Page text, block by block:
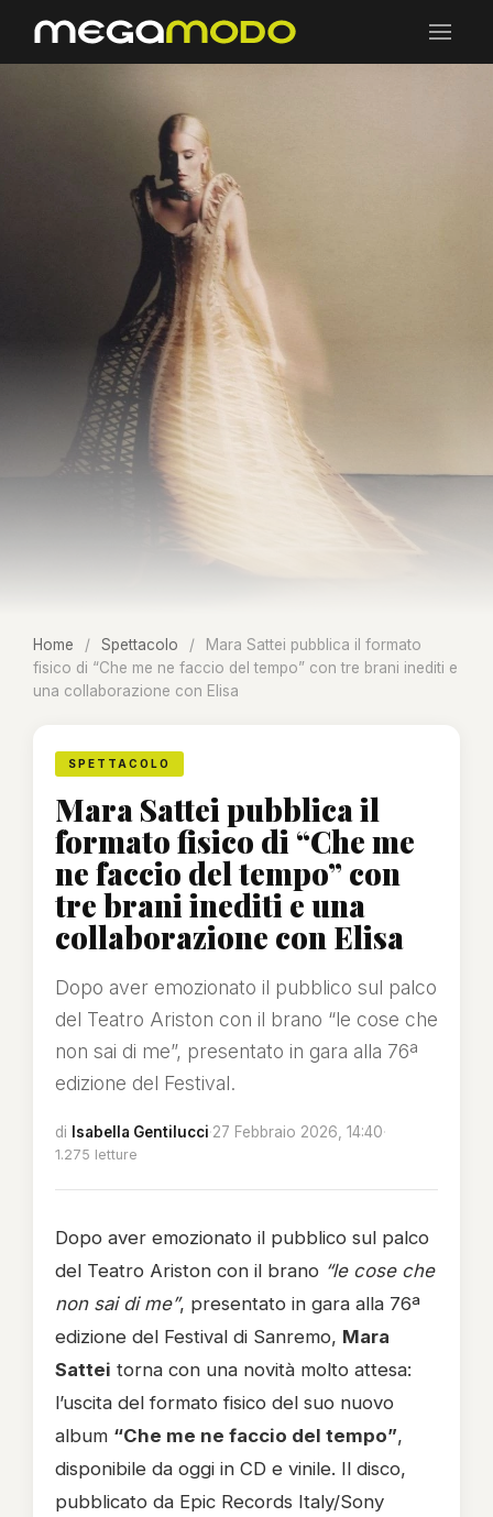
Home / Spettacolo /
Mara Sattei pubblica il formato
fisico di “Che me ne faccio del tempo” con tre brani inediti e
una collaborazione con Elisa
SPETTACOLO
Mara Sattei pubblica il
formato fisico di “Che me
ne faccio del tempo” con
tre brani inediti e una
collaborazione con Elisa
Dopo aver emozionato il pubblico sul palco
del Teatro Ariston con il brano “le cose che
non sai di me”, presentato in gara alla 76ª
edizione del Festival.
di Isabella Gentilucci·27 Febbraio 2026, 14:40·
1.275 letture
Dopo aver emozionato il pubblico sul palco
del Teatro Ariston con il brano “le cose che
non sai di me”, presentato in gara alla 76ª
edizione del Festival di Sanremo, Mara
Sattei torna con una novità molto attesa:
l’uscita del formato fisico del suo nuovo
album “Che me ne faccio del tempo”,
disponibile da oggi in CD e vinile. Il disco,
pubblicato da Epic Records Italy/Sony